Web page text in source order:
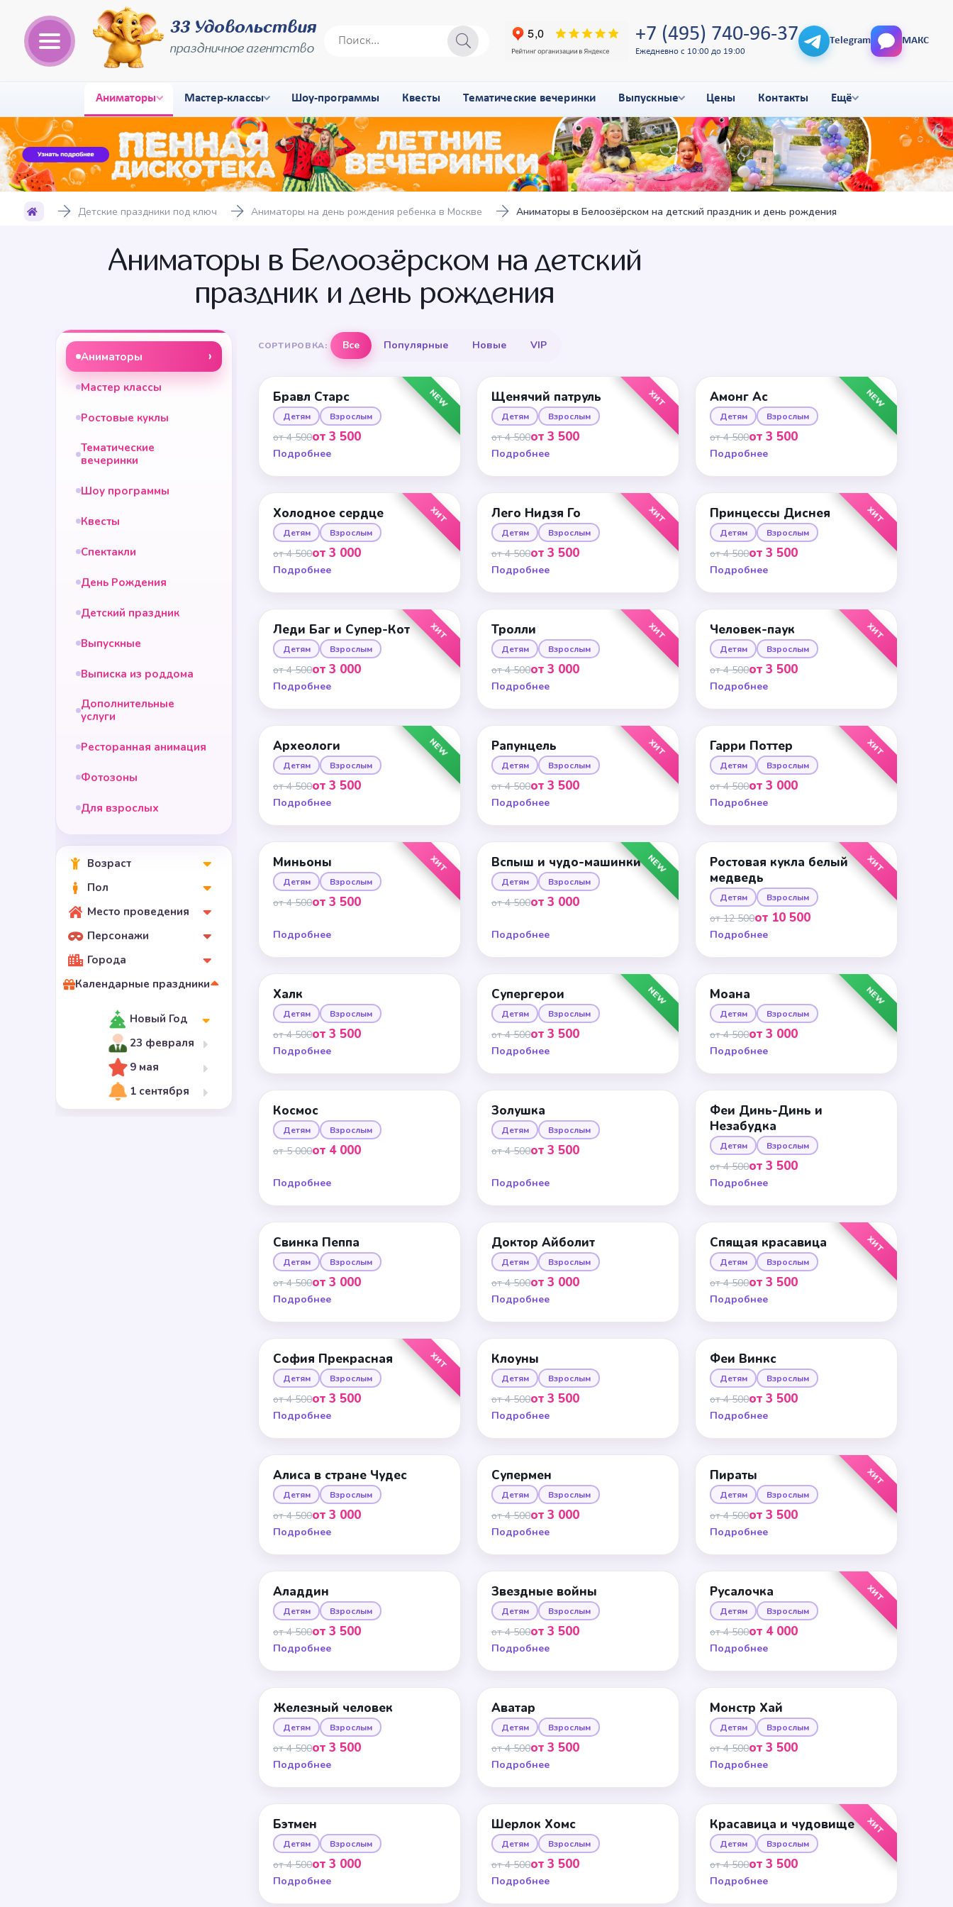
33 Удовольствия
праздничное агентство
+7 (495) 740-96-37
Ежедневно с 10:00 до 19:00
Telegram МАКС
Аниматоры Мастер-классы Шоу-программы Квесты Тематические вечеринки Выпускные Цены Контакты Ещё
Детские праздники под ключ Аниматоры на день рождения ребенка в Москве Аниматоры в Белоозёрском на детский праздник и день рождения
Аниматоры в Белоозёрском на детский
праздник и день рождения
Аниматоры
Мастер классы
Ростовые куклы
Тематические
вечеринки
Шоу программы
Квесты
Спектакли
День Рождения
Детский праздник
Выпускные
Выписка из роддома
Дополнительные
услуги
Ресторанная анимация
Фотозоны
Для взрослых
Возраст
Пол
Место проведения
Персонажи
Города
Календарные праздники
Новый Год
23 февраля
9 мая
1 сентября
СОРТИРОВКА: Все Популярные Новые VIP
NEW
Бравл Старс
Детям Взрослым
от 4 500от 3 500
Подробнее
ХИТ
Щенячий патруль
Детям Взрослым
от 4 500от 3 500
Подробнее
NEW
Амонг Ас
Детям Взрослым
от 4 500от 3 500
Подробнее
ХИТ
Холодное сердце
Детям Взрослым
от 4 500от 3 000
Подробнее
ХИТ
Лего Нидзя Го
Детям Взрослым
от 4 500от 3 500
Подробнее
ХИТ
Принцессы Диснея
Детям Взрослым
от 4 500от 3 500
Подробнее
ХИТ
Леди Баг и Супер-Кот
Детям Взрослым
от 4 500от 3 000
Подробнее
ХИТ
Тролли
Детям Взрослым
от 4 500от 3 000
Подробнее
ХИТ
Человек-паук
Детям Взрослым
от 4 500от 3 500
Подробнее
NEW
Археологи
Детям Взрослым
от 4 500от 3 500
Подробнее
ХИТ
Рапунцель
Детям Взрослым
от 4 500от 3 500
Подробнее
ХИТ
Гарри Поттер
Детям Взрослым
от 4 500от 3 000
Подробнее
ХИТ
Миньоны
Детям Взрослым
от 4 500от 3 500
Подробнее
NEW
Вспыш и чудо-машинки
Детям Взрослым
от 4 500от 3 000
Подробнее
ХИТ
Ростовая кукла белый
медведь
Детям Взрослым
от 12 500от 10 500
Подробнее
Халк
Детям Взрослым
от 4 500от 3 500
Подробнее
NEW
Супергерои
Детям Взрослым
от 4 500от 3 500
Подробнее
NEW
Моана
Детям Взрослым
от 4 500от 3 000
Подробнее
Космос
Детям Взрослым
от 5 000от 4 000
Подробнее
Золушка
Детям Взрослым
от 4 500от 3 500
Подробнее
Феи Динь-Динь и
Незабудка
Детям Взрослым
от 4 500от 3 500
Подробнее
Свинка Пеппа
Детям Взрослым
от 4 500от 3 000
Подробнее
Доктор Айболит
Детям Взрослым
от 4 500от 3 000
Подробнее
ХИТ
Спящая красавица
Детям Взрослым
от 4 500от 3 500
Подробнее
ХИТ
София Прекрасная
Детям Взрослым
от 4 500от 3 500
Подробнее
Клоуны
Детям Взрослым
от 4 500от 3 500
Подробнее
Феи Винкс
Детям Взрослым
от 4 500от 3 500
Подробнее
Алиса в стране Чудес
Детям Взрослым
от 4 500от 3 000
Подробнее
Супермен
Детям Взрослым
от 4 500от 3 000
Подробнее
ХИТ
Пираты
Детям Взрослым
от 4 500от 3 500
Подробнее
Аладдин
Детям Взрослым
от 4 500от 3 500
Подробнее
Звездные войны
Детям Взрослым
от 4 500от 3 500
Подробнее
ХИТ
Русалочка
Детям Взрослым
от 4 500от 4 000
Подробнее
Железный человек
Детям Взрослым
от 4 500от 3 500
Подробнее
Аватар
Детям Взрослым
от 4 500от 3 500
Подробнее
Монстр Хай
Детям Взрослым
от 4 500от 3 500
Подробнее
Бэтмен
Детям Взрослым
от 4 500от 3 000
Подробнее
Шерлок Хомс
Детям Взрослым
от 4 500от 3 500
Подробнее
ХИТ
Красавица и чудовище
Детям Взрослым
от 4 500от 3 500
Подробнее